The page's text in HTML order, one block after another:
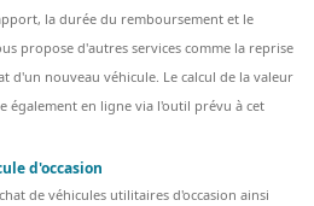
la durée du remboursement et le
propose d'autres services comme la reprise
d'un nouveau véhicule. Le calcul de la valeur
également en ligne via l'outil prévu à cet
d'occasion
de véhicules utilitaires d'occasion ainsi